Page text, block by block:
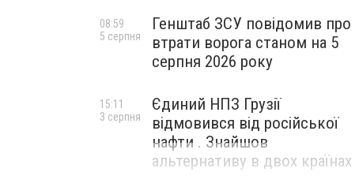
Генштаб ЗСУ повідомив про
втрати ворога станом на 5
серпня 2026 року
08:59
5 серпня
Єдиний НПЗ Грузії
відмовився від російської
нафти . Знайшов
альтернативу в двох країнах
15:11
3 серпня